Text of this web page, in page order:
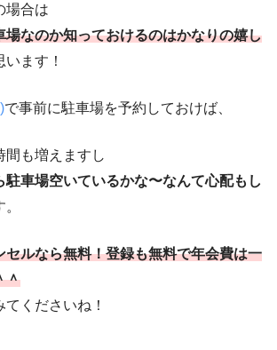
場合は
場なのか知っておけるのはかなりの嬉し
います！
で事前に駐車場を予約しておけば、
間も増えますし
駐車場空いているかな〜なんて心配もし
セルなら無料！登録も無料で年会費は一
＾
くださいね！